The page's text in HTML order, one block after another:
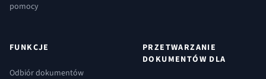
pomocy
FUNKCJE
Odbiór dokumentów
PRZETWARZANIE
DOKUMENTÓW DLA